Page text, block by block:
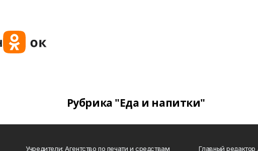
Рубрика "Еда и напитки"
Учредители: Агентство по печати и средствам Главный